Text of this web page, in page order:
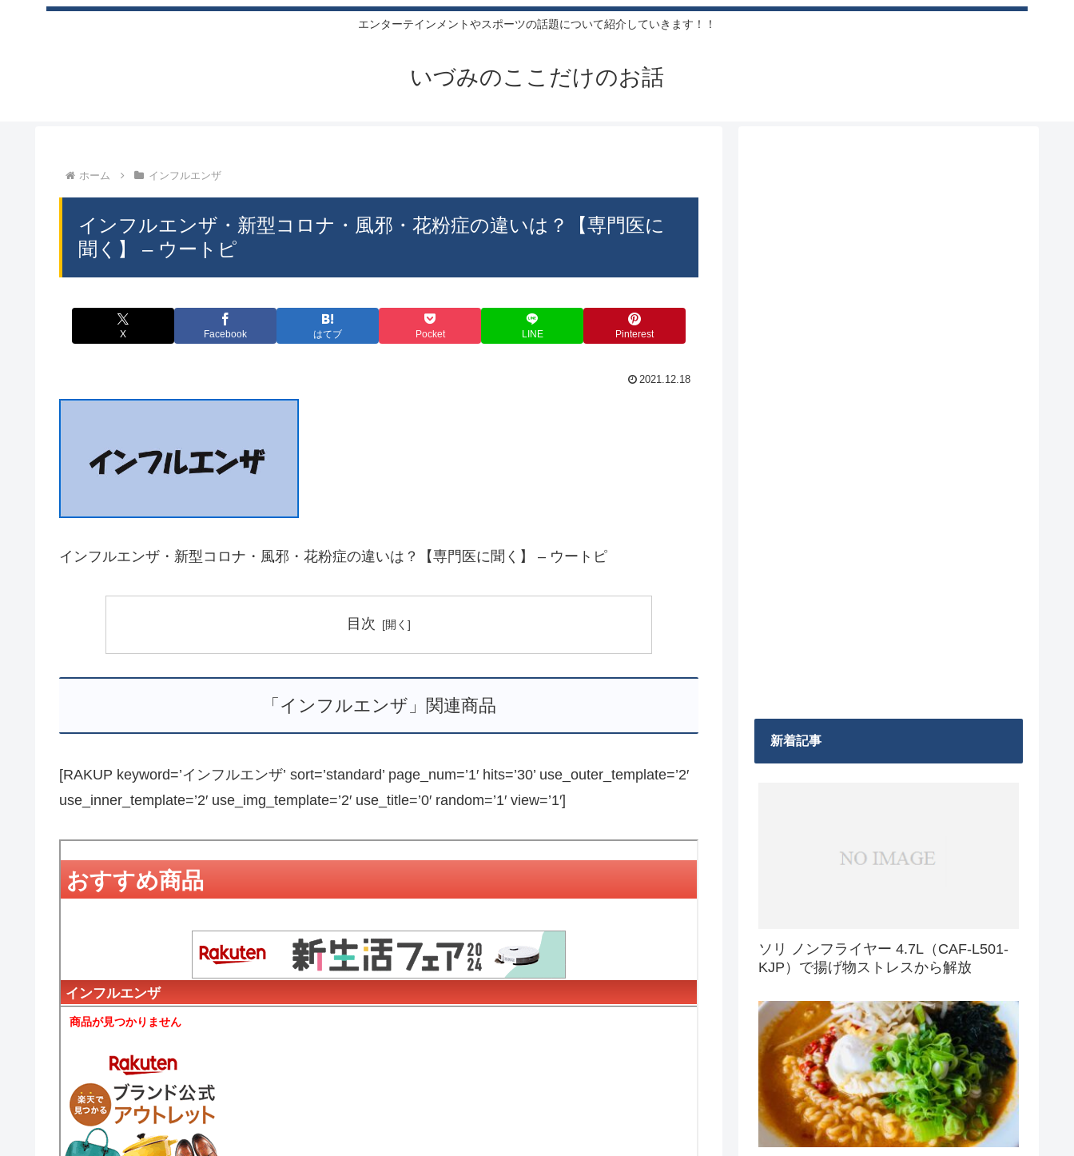
エンターテインメントやスポーツの話題について紹介していきます！！
いづみのここだけのお話
ホーム インフルエンザ
インフルエンザ・新型コロナ・風邪・花粉症の違いは？【専門医に
聞く】 – ウートピ
X Facebook はてブ Pocket LINE Pinterest
2021.12.18
インフルエンザ・新型コロナ・風邪・花粉症の違いは？【専門医に聞く】 – ウートピ
目次
「インフルエンザ」関連商品
[RAKUP keyword=’インフルエンザ’ sort=’standard’ page_num=’1′ hits=’30’ use_outer_template=’2′
use_inner_template=’2′ use_img_template=’2′ use_title=’0′ random=’1′ view=’1′]
新着記事
ソリ ノンフライヤー 4.7L（CAF-L501-
KJP）で揚げ物ストレスから解放